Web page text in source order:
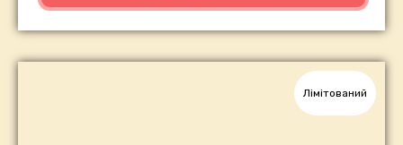
Лімітований